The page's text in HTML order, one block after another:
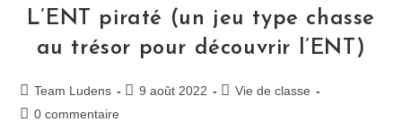
L’ENT piraté (un jeu type chasse
au trésor pour découvrir l’ENT)
Team Ludens 9 août 2022
Vie de classe
0 commentaire